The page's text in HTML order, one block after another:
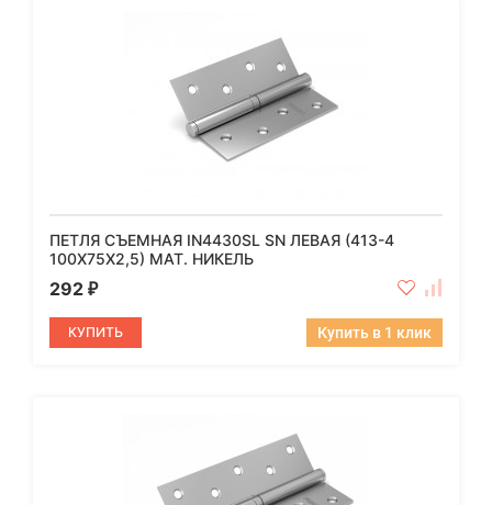
ПЕТЛЯ СЪЕМНАЯ IN4430SL SN ЛЕВАЯ (413-4
100X75X2,5) МАТ. НИКЕЛЬ
292 ₽
КУПИТЬ Купить в 1 клик